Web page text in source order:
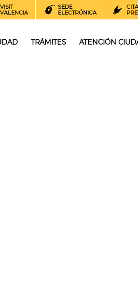
VISIT
VALENCIA
SEDE
ELECTRÓNICA
TRÁMITES ATENCIÓN